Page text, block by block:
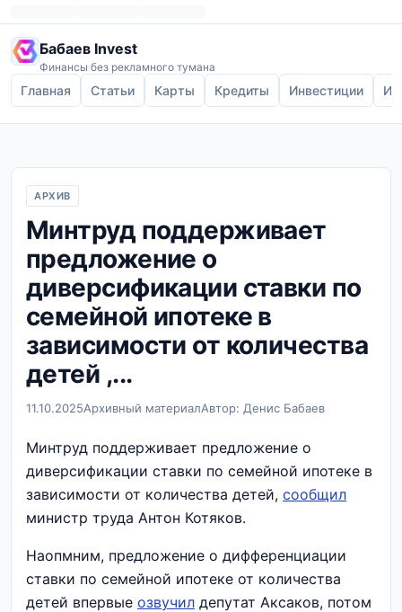
Бабаев Invest
Финансы без рекламного тумана
Главная Статьи Карты Кредиты Инвестиции
АРХИВ
Минтруд поддерживает
предложение о
диверсификации ставки по
семейной ипотеке в
зависимости от количества
детей ,...
11.10.2025Архивный материалАвтор: Денис Бабаев
Минтруд поддерживает предложение о
диверсификации ставки по семейной ипотеке в
зависимости от количества детей, сообщил
министр труда Антон Котяков.
Наопмним, предложение о дифференциации
ставки по семейной ипотеке от количества
детей впервые озвучил депутат Аксаков, потом